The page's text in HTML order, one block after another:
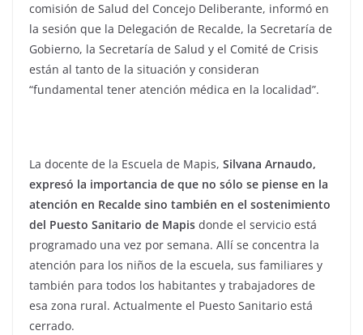
comisión de Salud del Concejo Deliberante, informó en
la sesión que la Delegación de Recalde, la Secretaría de
Gobierno, la Secretaría de Salud y el Comité de Crisis
están al tanto de la situación y consideran
“fundamental tener atención médica en la localidad”.
La docente de la Escuela de Mapis, Silvana Arnaudo,
expresó la importancia de que no sólo se piense en la
atención en Recalde sino también en el sostenimiento
del Puesto Sanitario de Mapis donde el servicio está
programado una vez por semana. Allí se concentra la
atención para los niños de la escuela, sus familiares y
también para todos los habitantes y trabajadores de
esa zona rural. Actualmente el Puesto Sanitario está
cerrado.